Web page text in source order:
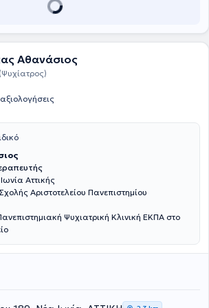
Αθανάσιος
(Ψυχίατρος)
Αττικής
Αριστοτελείου Πανεπιστημίου
Ψυχιατρική Κλινική ΕΚΠΑ στο